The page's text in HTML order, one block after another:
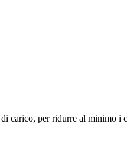
carico, per ridurre al minimo i